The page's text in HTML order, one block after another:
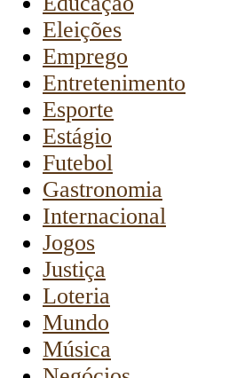
Eleições
Emprego
Entretenimento
Esporte
Estágio
Futebol
Gastronomia
Internacional
Jogos
Justiça
Loteria
Mundo
Música